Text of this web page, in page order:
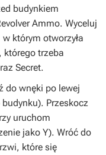
budynkiem
Ammo. Wyceluj
którym otworzyła
którego trzeba
Secret.
do wnęki po lewej
Przeskocz
uruchom
jako Y). Wróć do
które się